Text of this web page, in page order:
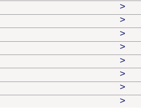
>
>
>
>
>
>
>
>